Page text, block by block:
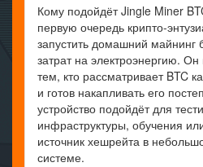
Кому подойдёт Jingle Miner
первую очередь крипто-
запустить домашний майнинг
затрат на электроэнергию.
тем, кто рассматривает BTC
и готов накапливать его
устройство подойдёт для
инфраструктуры, обучения
источник хешрейта в
системе.